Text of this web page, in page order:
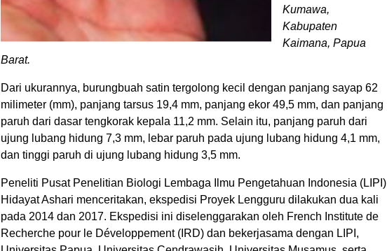
Kumawa,
Kabupaten
Kaimana, Papua
Barat.
Dari ukurannya, burungbuah satin tergolong kecil dengan panjang sayap 62
milimeter (mm), panjang tarsus 19,4 mm, panjang ekor 49,5 mm, dan panjang
paruh dari dasar tengkorak kepala 11,2 mm. Selain itu, panjang paruh dari
ujung lubang hidung 7,3 mm, lebar paruh pada ujung lubang hidung 4,1 mm,
dan tinggi paruh di ujung lubang hidung 3,5 mm.
Peneliti Pusat Penelitian Biologi Lembaga Ilmu Pengetahuan Indonesia (LIPI)
Hidayat Ashari menceritakan, ekspedisi Proyek Lengguru dilakukan dua kali
pada 2014 dan 2017. Ekspedisi ini diselenggarakan oleh French Institute de
Recherche pour le Développement (IRD) dan bekerjasama dengan LIPI,